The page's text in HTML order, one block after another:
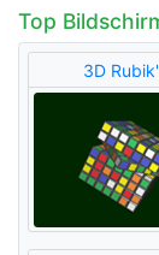
Top
3D